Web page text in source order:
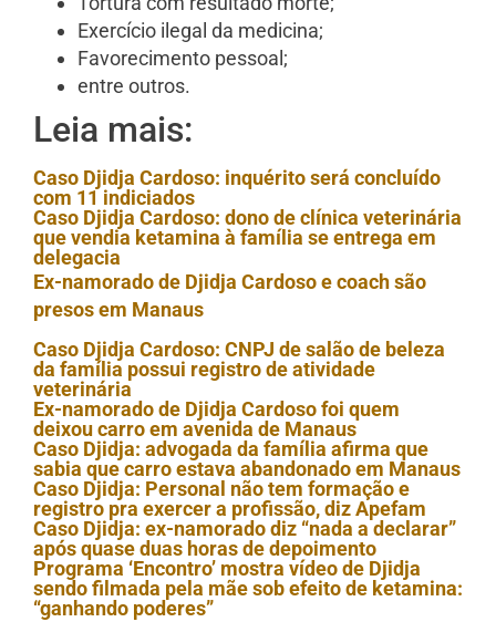
Exercício ilegal da medicina;
Favorecimento pessoal;
entre outros.
Leia mais:
Caso Djidja Cardoso: inquérito será concluído
com 11 indiciados
Caso Djidja Cardoso: dono de clínica veterinária
que vendia ketamina à família se entrega em
delegacia
Ex-namorado de Djidja Cardoso e coach são
presos em Manaus
Caso Djidja Cardoso: CNPJ de salão de beleza
da família possui registro de atividade
veterinária
Ex-namorado de Djidja Cardoso foi quem
deixou carro em avenida de Manaus
Caso Djidja: advogada da família afirma que
sabia que carro estava abandonado em Manaus
Caso Djidja: Personal não tem formação e
registro pra exercer a profissão, diz Apefam
Caso Djidja: ex-namorado diz “nada a declarar”
após quase duas horas de depoimento
Programa ‘Encontro’ mostra vídeo de Djidja
sendo filmada pela mãe sob efeito de ketamina:
“ganhando poderes”